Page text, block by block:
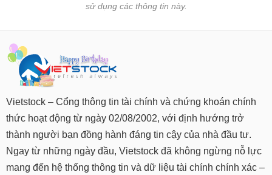
sử dụng các thông tin này.
Vietstock – Cổng thông tin tài chính và chứng khoán chính
thức hoạt động từ ngày 02/08/2002, với định hướng trở
thành người bạn đồng hành đáng tin cậy của nhà đầu tư.
Ngay từ những ngày đầu, Vietstock đã không ngừng nỗ lực
mang đến hệ thống thông tin và dữ liệu tài chính chính xác –